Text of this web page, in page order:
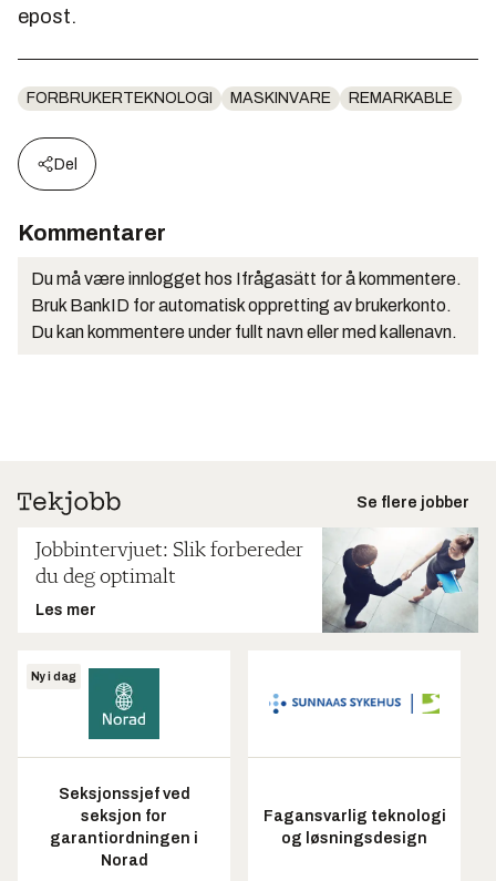
epost.
FORBRUKERTEKNOLOGI MASKINVARE REMARKABLE
Del
Kommentarer
Du må være innlogget hos Ifrågasätt for å kommentere.
Bruk BankID for automatisk oppretting av brukerkonto.
Du kan kommentere under fullt navn eller med kallenavn.
Se flere jobber
Jobbintervjuet: Slik forbereder
du deg optimalt
Les mer
Ny i dag
Seksjonssjef ved
seksjon for
garantiordningen i
Norad
Fagansvarlig teknologi
og løsningsdesign